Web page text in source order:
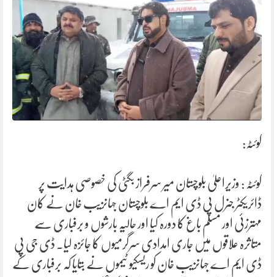
کوئٹہ:
کوئٹہ : وزیراعلیٰ بلوچستان میر سرفراز بگٹی کی خصوصی ہدایت پر
ڈائریکٹر جنرل پی ڈی ایم اے بلوچستان جہانزیب خان نے کان
مہترزئی اور مسلم باغ کا دورہ کیا اور حالیہ بارشوں و برفباری سے
متاثرہ علاقوں میں جاری امدادی سرگرمیوں کا جائزہ لیا۔ ڈی جی پی
ڈی ایم اے جہانزیب خان کو ریسکیو ٹیموں نے بتایا کہ برفباری کے